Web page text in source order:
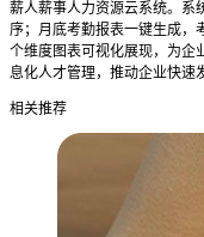
薪人薪事人力资源云系统。系
序；月底考勤报表一键生成，
个维度图表可视化展现，为企
息化人才管理，推动企业快速
相关推荐